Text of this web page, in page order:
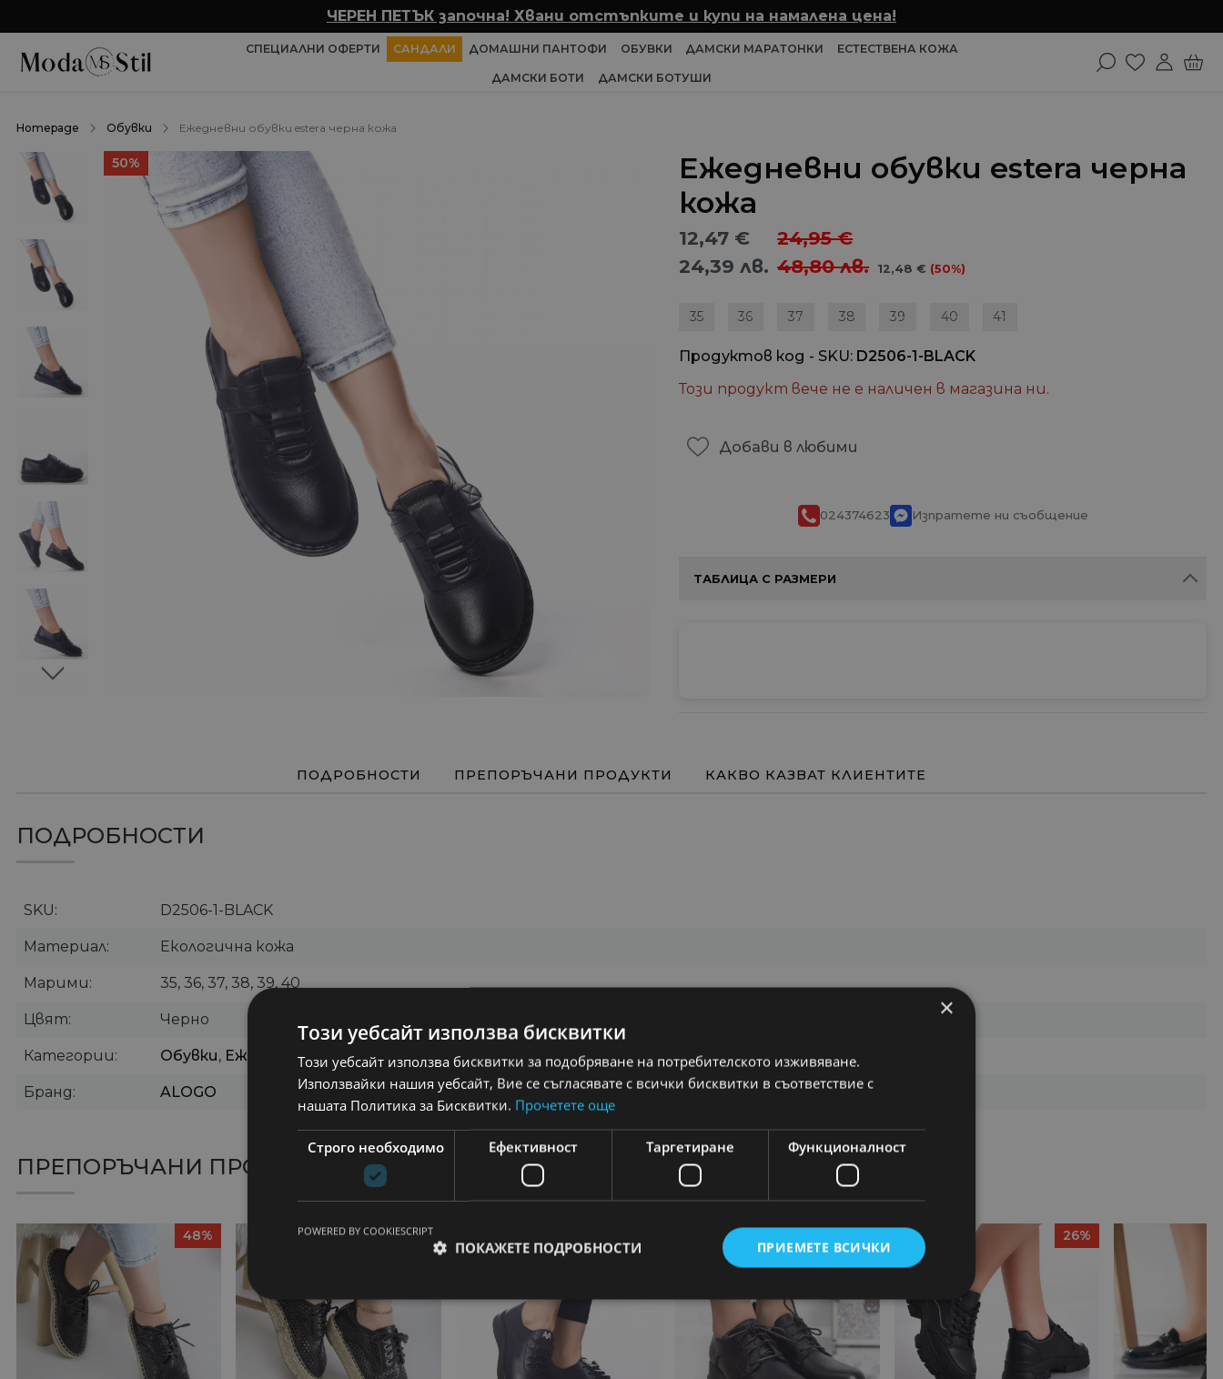
ЧЕРЕН ПЕТЪК започна! Хвани отстъпките и купи на намалена цена!
СПЕЦИАЛНИ ОФЕРТИ САНДАЛИ ДОМАШНИ ПАНТОФИ ОБУВКИ ДАМСКИ МАРАТОНКИ ЕСТЕСТВЕНА КОЖА
ДАМСКИ БОТИ ДАМСКИ БОТУШИ
Homepage Обувки Ежедневни обувки estera черна кожа
50%
Ежедневни обувки estera черна
кожа
12,47 €
24,39 лв.
24,95€
48,80лв. 12,48 € (50%)
35 36 37 38 39 40 41
Продуктов код - SKU D2506-1-BLACK
Този продукт вече не е наличен в магазина ни.
Добави в любими
024374623 Изпратете ни съобщение
ТАБЛИЦА С РАЗМЕРИ
ПОДРОБНОСТИ ПРЕПОРЪЧАНИ ПРОДУКТИ КАКВО КАЗВАТ КЛИЕНТИТЕ
ПОДРОБНОСТИ
SKU D2506-1-BLACK
Материал Екологична кожа
Марими 35, 36, 37, 38, 39, 40
Цвят Черно
Категории Обувки, Ежедневни дамски обувки
Бранд ALOGO
ПРЕПОРЪЧАНИ ПРОДУКТИ
48% 48% 26%
×
Този уебсайт използва бисквитки
Този уебсайт използва бисквитки за подобряване на потребителското изживяване.
Използвайки нашия уебсайт, Вие се съгласявате с всички бисквитки в съответствие с
нашата Политика за Бисквитки. Прочетете още
Строго необходимо Ефективност Таргетиране Функционалност
ПРИЕМЕТЕ ВСИЧКИ
ПОКАЖЕТЕ ПОДРОБНОСТИ
POWERED BY COOKIESCRIPT